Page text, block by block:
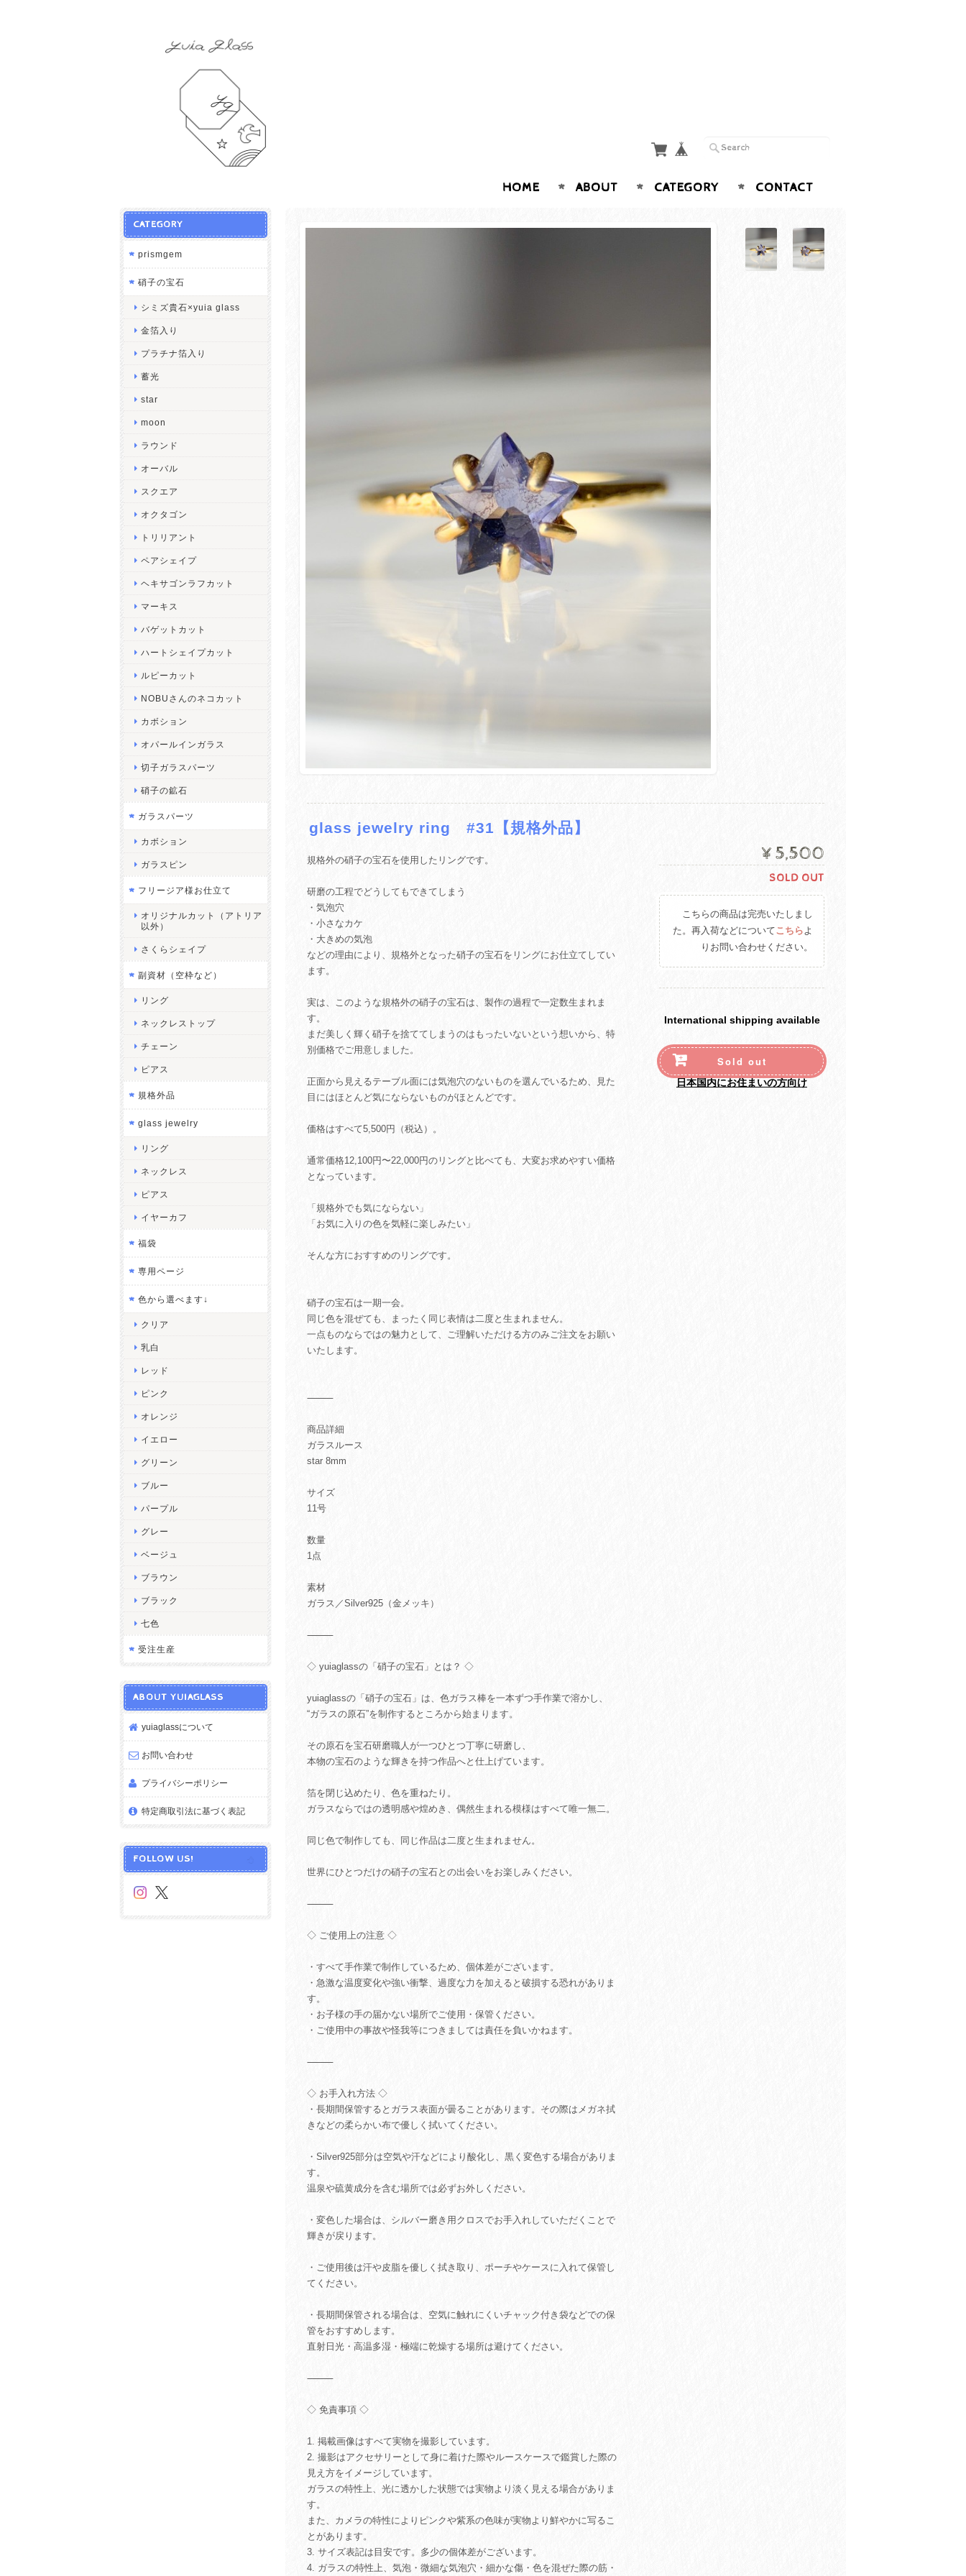
HOME ABOUT CATEGORY CONTACT
glass jewelry ring #31【規格外品】
規格外の硝子の宝石を使用したリングです。
研磨の工程でどうしてもできてしまう
・気泡穴
・小さなカケ
・大きめの気泡
などの理由により、規格外となった硝子の宝石をリングにお仕立てしてい
ます。
実は、このような規格外の硝子の宝石は、製作の過程で一定数生まれま
す。
まだ美しく輝く硝子を捨ててしまうのはもったいないという想いから、特
別価格でご用意しました。
正面から見えるテーブル面には気泡穴のないものを選んでいるため、見た
目にはほとんど気にならないものがほとんどです。
価格はすべて5,500円（税込）。
通常価格12,100円〜22,000円のリングと比べても、大変お求めやすい価格
となっています。
「規格外でも気にならない」
「お気に入りの色を気軽に楽しみたい」
そんな方におすすめのリングです。
硝子の宝石は一期一会。
同じ色を混ぜても、まったく同じ表情は二度と生まれません。
一点ものならではの魅力として、ご理解いただける方のみご注文をお願い
いたします。
⸻
商品詳細
ガラスルース
star 8mm
サイズ
11号
数量
1点
素材
ガラス／Silver925（金メッキ）
⸻
◇ yuiaglassの「硝子の宝石」とは？ ◇
yuiaglassの「硝子の宝石」は、色ガラス棒を一本ずつ手作業で溶かし、
“ガラスの原石”を制作するところから始まります。
その原石を宝石研磨職人が一つひとつ丁寧に研磨し、
本物の宝石のような輝きを持つ作品へと仕上げています。
箔を閉じ込めたり、色を重ねたり。
ガラスならではの透明感や煌めき、偶然生まれる模様はすべて唯一無二。
同じ色で制作しても、同じ作品は二度と生まれません。
世界にひとつだけの硝子の宝石との出会いをお楽しみください。
⸻
◇ ご使用上の注意 ◇
・すべて手作業で制作しているため、個体差がございます。
・急激な温度変化や強い衝撃、過度な力を加えると破損する恐れがありま
す。
・お子様の手の届かない場所でご使用・保管ください。
・ご使用中の事故や怪我等につきましては責任を負いかねます。
⸻
◇ お手入れ方法 ◇
・長期間保管するとガラス表面が曇ることがあります。その際はメガネ拭
きなどの柔らかい布で優しく拭いてください。
・Silver925部分は空気や汗などにより酸化し、黒く変色する場合がありま
す。
温泉や硫黄成分を含む場所では必ずお外しください。
・変色した場合は、シルバー磨き用クロスでお手入れしていただくことで
輝きが戻ります。
・ご使用後は汗や皮脂を優しく拭き取り、ポーチやケースに入れて保管し
てください。
・長期間保管される場合は、空気に触れにくいチャック付き袋などでの保
管をおすすめします。
直射日光・高温多湿・極端に乾燥する場所は避けてください。
⸻
◇ 免責事項 ◇
1. 掲載画像はすべて実物を撮影しています。
2. 撮影はアクセサリーとして身に着けた際やルースケースで鑑賞した際の
見え方をイメージしています。
ガラスの特性上、光に透かした状態では実物より淡く見える場合がありま
す。
また、カメラの特性によりピンクや紫系の色味が実物より鮮やかに写るこ
とがあります。
3. サイズ表記は目安です。多少の個体差がございます。
4. ガラスの特性上、気泡・微細な気泡穴・細かな傷・色を混ぜた際の筋・
¥5,500
SOLD OUT
こちらの商品は完売いたしまし
た。再入荷などについてこちらよ
りお問い合わせください。
International shipping available
Sold out
日本国内にお住まいの方向け
CATEGORY
prismgem
硝子の宝石
シミズ貴石×yuia glass
金箔入り
プラチナ箔入り
蓄光
star
moon
ラウンド
オーバル
スクエア
オクタゴン
トリリアント
ペアシェイプ
ヘキサゴンラフカット
マーキス
バゲットカット
ハートシェイプカット
ルピーカット
NOBUさんのネコカット
カボション
オパールインガラス
切子ガラスパーツ
硝子の鉱石
ガラスパーツ
カボション
ガラスピン
フリージア様お仕立て
オリジナルカット（アトリア
以外）
さくらシェイプ
副資材（空枠など）
リング
ネックレストップ
チェーン
ピアス
規格外品
glass jewelry
リング
ネックレス
ピアス
イヤーカフ
福袋
専用ページ
色から選べます↓
クリア
乳白
レッド
ピンク
オレンジ
イエロー
グリーン
ブルー
パープル
グレー
ベージュ
ブラウン
ブラック
七色
受注生産
ABOUT YUIAGLASS
yuiaglassについて
お問い合わせ
プライバシーポリシー
特定商取引法に基づく表記
FOLLOW US!